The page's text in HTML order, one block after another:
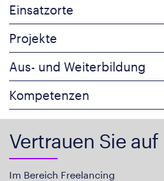
Einsatzorte
Projekte
Aus- und Weiterbildung
Kompetenzen
Vertrauen Sie auf
Im Bereich Freelancing